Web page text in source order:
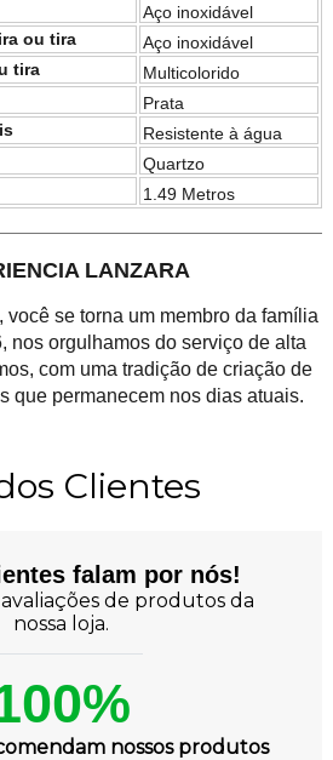
Aço inoxidável
ou tira
Aço inoxidável
tira
Multicolorido
Prata
Resistente à água
Quartzo
1.49 Metros
LANZARA
se torna um membro da família
nos orgulhamos do serviço de alta
com uma tradição de criação de
que permanecem nos dias atuais.
Clientes
falam por nós!
de produtos da
nossa loja.
nossos produtos